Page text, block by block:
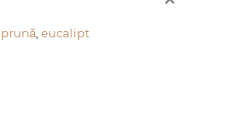
prună, eucalipt